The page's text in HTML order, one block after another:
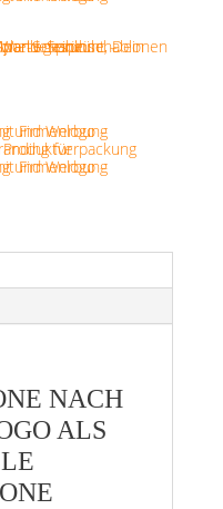
NACH
ALS P
S